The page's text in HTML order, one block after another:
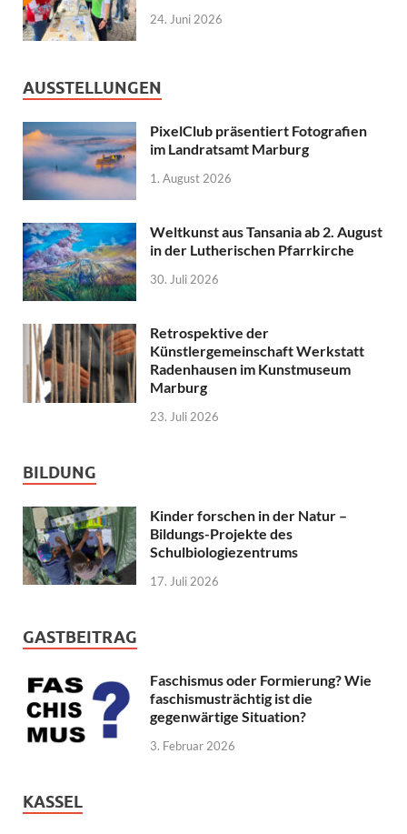
24. Juni 2026
AUSSTELLUNGEN
PixelClub präsentiert Fotografien
im Landratsamt Marburg
1. August 2026
Weltkunst aus Tansania ab 2. August
in der Lutherischen Pfarrkirche
30. Juli 2026
Retrospektive der
Künstlergemeinschaft Werkstatt
Radenhausen im Kunstmuseum
Marburg
23. Juli 2026
BILDUNG
Kinder forschen in der Natur –
Bildungs-Projekte des
Schulbiologiezentrums
17. Juli 2026
GASTBEITRAG
Faschismus oder Formierung? Wie
faschismusträchtig ist die
gegenwärtige Situation?
3. Februar 2026
KASSEL